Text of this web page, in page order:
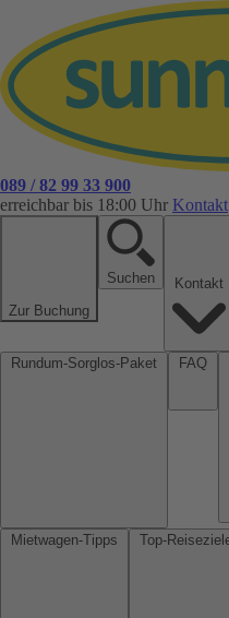
089 / 82 99 33 900
erreichbar bis 18:00 Uhr Kontakt
Zur Buchung
Suchen